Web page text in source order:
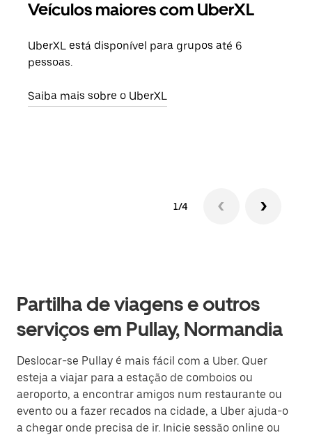
Veículos maiores com UberXL
UberXL está disponível para grupos até 6
pessoas.
Saiba mais sobre o UberXL
1/4
Partilha de viagens e outros
serviços em Pullay, Normandia
Deslocar-se Pullay é mais fácil com a Uber. Quer
esteja a viajar para a estação de comboios ou
aeroporto, a encontrar amigos num restaurante ou
evento ou a fazer recados na cidade, a Uber ajuda-o
a chegar onde precisa de ir. Inicie sessão online ou